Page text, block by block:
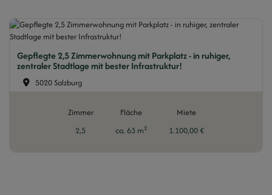
Gepflegte 2,5 Zimmerwohnung mit Parkplatz - in ruhiger,
zentraler Stadtlage mit bester Infrastruktur!
5020 Salzburg
Zimmer
2,5
Fläche
ca. 63 m2
Miete
1.100,00 €